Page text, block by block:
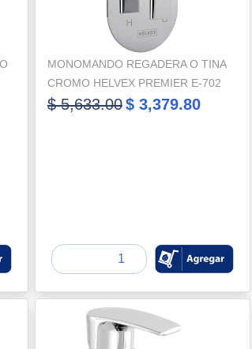
MONOMANDO REGADERA O TINA
CROMO HELVEX PREMIER E-702
$ 5,633.00$ 3,379.80